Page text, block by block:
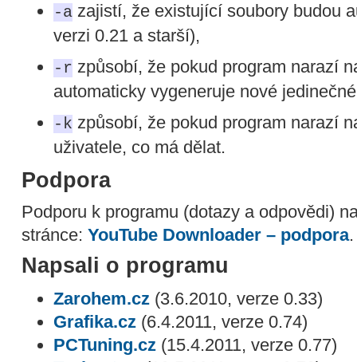
-a zajistí, že existující soubory budou
verzi 0.21 a starší),
-r způsobí, že pokud program narazí
automaticky vygeneruje nové
-k způsobí, že pokud program narazí
uživatele, co má dělat.
Podpora
Podporu k programu (dotazy a odpovědi)
stránce: YouTube Downloader – podpora.
Napsali o programu
Zarohem.cz (3.6.2010, verze 0.33)
Grafika.cz (6.4.2011, verze 0.74)
PCTuning.cz (15.4.2011, verze 0.77)